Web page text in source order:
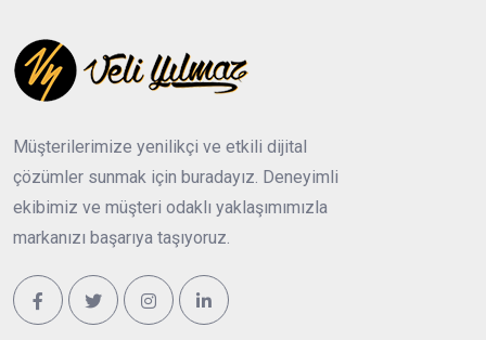
Müşterilerimize yenilikçi ve etkili dijital
çözümler sunmak için buradayız. Deneyimli
ekibimiz ve müşteri odaklı yaklaşımımızla
markanızı başarıya taşıyoruz.